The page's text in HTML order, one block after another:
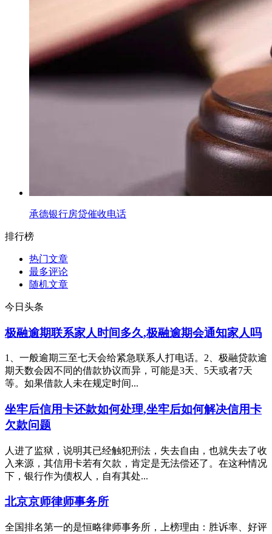
承德银行房贷催收电话
排行榜
热门文章
最多评论
随机文章
今日头条
极融逾期联系家人时间多久,极融逾期会通知家人吗
1、一般逾期三至七天会给紧急联系人打电话。2、极融贷款逾
期天数会因不同的借款协议而异，可能是3天、5天或者7天
等。如果借款人未在规定时间...
坐牢后信用卡还款如何处理,坐牢后如何解决信用卡
欠款问题
人进了监狱，说明其已经触犯刑法，失去自由，也就失去了收
入来源，其信用卡若有欠款，肯定是无法偿还了。在这种情况
下，银行作为债权人，自有其处...
北京京师律师事务所
全国排名第一的是恒略律师事务所，上榜理由：胜诉率、好评